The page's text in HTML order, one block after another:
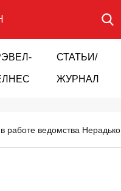
СТАТЬИ/
ЖУРНАЛ
работе ведомства Нерадько